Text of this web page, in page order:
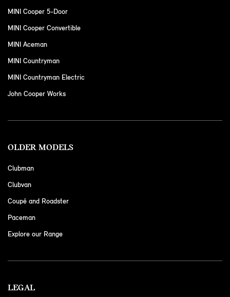
MINI Cooper 5-Door
MINI Cooper Convertible
MINI Aceman
MINI Countryman
MINI Countryman Electric
John Cooper Works
OLDER MODELS
Clubman
Clubvan
Coupé and Roadster
Paceman
Explore our Range
LEGAL